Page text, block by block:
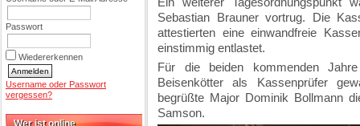
Passwort
Wiedererkennen
Username oder Passwort
vergessen?
Wer ist online
Sebastian Brauner vortrug. Die
attestierten eine einwandfreie
einstimmig entlastet.
Für die beiden kommenden
Beisenkötter als Kassenprüfer
begrüßte Major Dominik Bollmann
Samson.